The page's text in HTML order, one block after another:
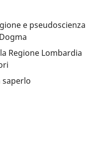
e pseudoscienza
Regione Lombardia
saperlo